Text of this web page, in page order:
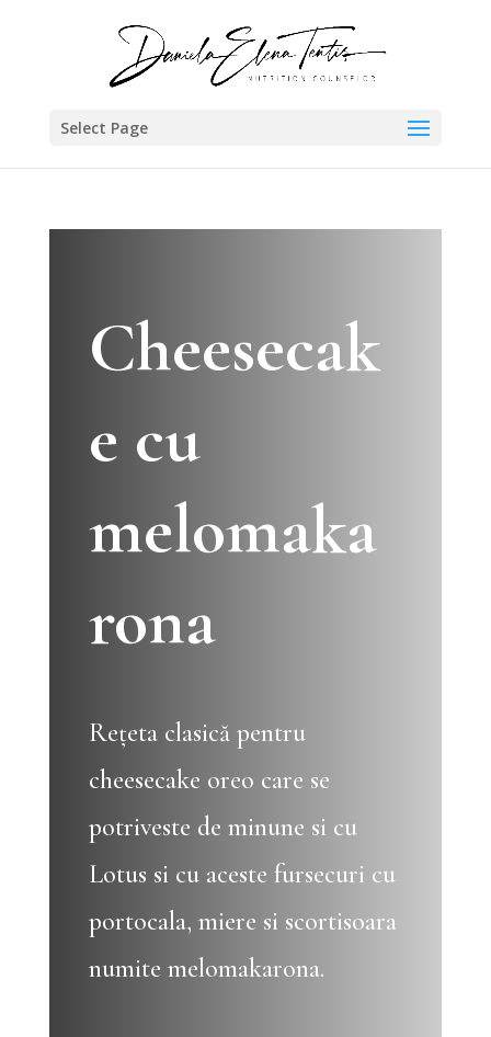
Select Page
Cheesecak
e cu
melomaka
rona
Rețeta clasică pentru
cheesecake oreo care se
potriveste de minune si cu
Lotus si cu aceste fursecuri cu
portocala, miere si scortisoara
numite melomakarona.